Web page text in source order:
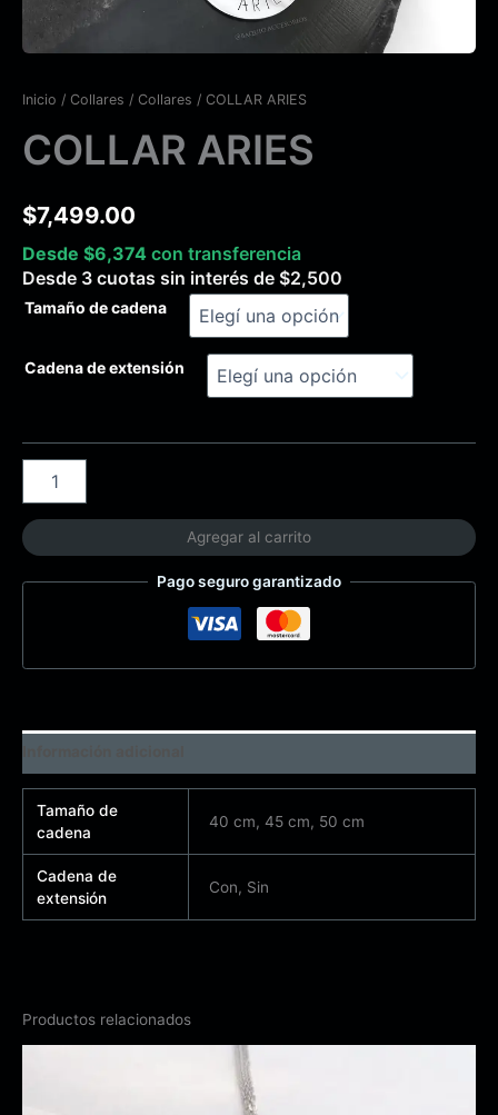
Inicio / Collares / Collares / COLLAR ARIES
COLLAR ARIES
$7,499.00
Desde $6,374 con transferencia
Desde 3 cuotas sin interés de $2,500
Tamaño de cadena
Cadena de extensión
Agregar al carrito
Pago seguro garantizado
Tamaño de
cadena
40 cm, 45 cm, 50 cm
Cadena de
extensión
Con, Sin
Productos relacionados